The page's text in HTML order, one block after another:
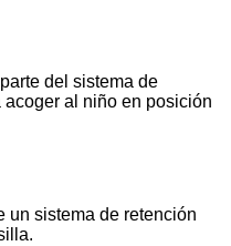
del sistema de
al niño en posición
un sistema de retención